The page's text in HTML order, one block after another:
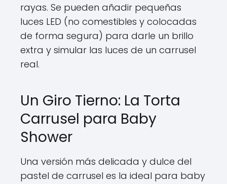
rayas. Se pueden añadir pequeñas
luces LED (no comestibles y colocadas
de forma segura) para darle un brillo
extra y simular las luces de un carrusel
real.
Un Giro Tierno: La Torta
Carrusel para Baby
Shower
Una versión más delicada y dulce del
pastel de carrusel es la ideal para baby